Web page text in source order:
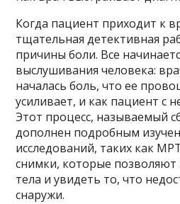
Когда пациент приходит к
тщательная детективная
причины боли. Все
выслушивания человека:
началась боль, что ее
усиливает, и как пациент с
Этот процесс, называемый
дополнен подробным
исследований, таких как
снимки, которые позволяют
тела и увидеть то, что
снаружи.